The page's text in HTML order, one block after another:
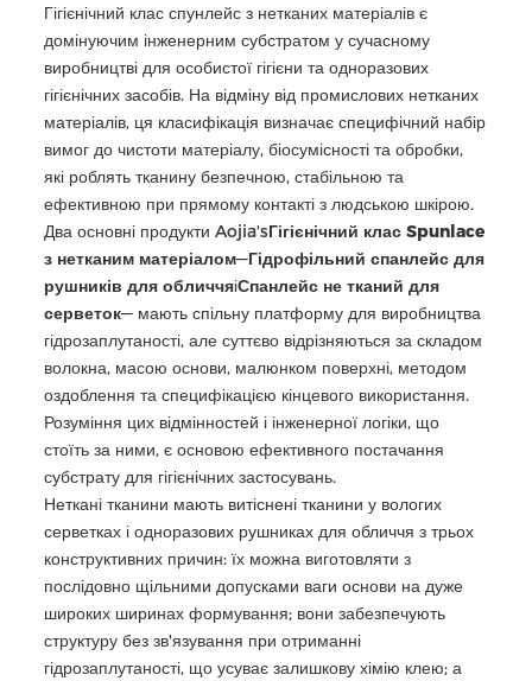
Гігієнічний клас спунлейс з нетканих матеріалів є
домінуючим інженерним субстратом у сучасному
виробництві для особистої гігієни та одноразових
гігієнічних засобів. На відміну від промислових нетканих
матеріалів, ця класифікація визначає специфічний набір
вимог до чистоти матеріалу, біосумісності та обробки,
які роблять тканину безпечною, стабільною та
ефективною при прямому контакті з людською шкірою.
Два основні продукти Aojia'sГігієнічний клас Spunlace
з нетканим матеріалом—Гідрофільний спанлейс для
рушників для обличчяіСпанлейс не тканий для
серветок— мають спільну платформу для виробництва
гідрозаплутаності, але суттєво відрізняються за складом
волокна, масою основи, малюнком поверхні, методом
оздоблення та специфікацією кінцевого використання.
Розуміння цих відмінностей і інженерної логіки, що
стоїть за ними, є основою ефективного постачання
субстрату для гігієнічних застосувань.
Неткані тканини мають витіснені тканини у вологих
серветках і одноразових рушниках для обличчя з трьох
конструктивних причин: їх можна виготовляти з
послідовно щільними допусками ваги основи на дуже
широких ширинах формування; вони забезпечують
структуру без зв'язування при отриманні
гідрозаплутаності, що усуває залишкову хімію клею; а